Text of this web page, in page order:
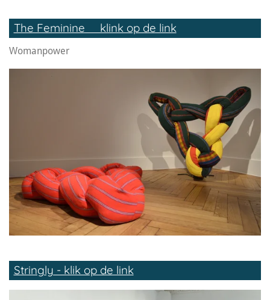
The Feminine klink op de link
Womanpower
Stringly - klik op de link